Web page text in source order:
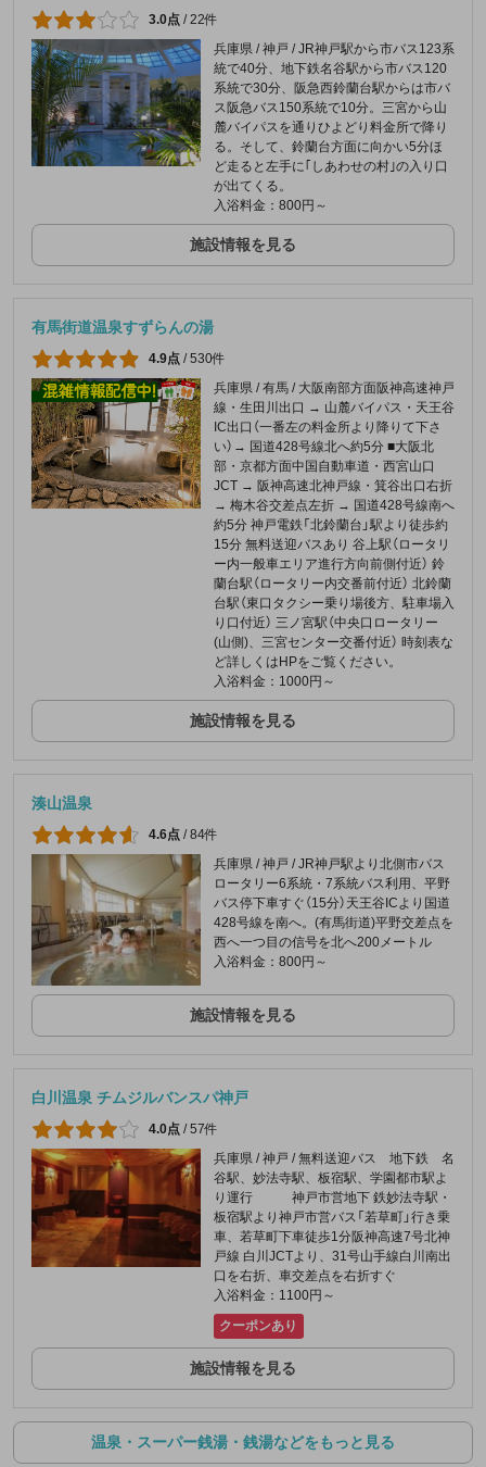
3.0点 /22件
兵庫県 / 神戸 / JR神戸駅から市バス123系
統で40分、地下鉄名谷駅から市バス120
系統で30分、阪急西鈴蘭台駅からは市バ
ス阪急バス150系統で10分。三宮から山
麓バイパスを通りひよどり料金所で降り
る。そして、鈴蘭台方面に向かい5分ほ
ど走ると左手に｢しあわせの村｣の入り口
が出てくる。
入浴料金：800円～
施設情報を見る
有馬街道温泉すずらんの湯
4.9点 /530件
兵庫県 / 有馬 / 大阪南部方面阪神高速神戸
線・生田川出口 → 山麓バイパス・天王谷
IC出口（一番左の料金所より降りて下さ
い）→ 国道428号線北へ約5分 ■大阪北
部・京都方面中国自動車道・西宮山口
JCT → 阪神高速北神戸線・箕谷出口右折
→ 梅木谷交差点左折 → 国道428号線南へ
約5分 神戸電鉄「北鈴蘭台」駅より徒歩約
15分 無料送迎バスあり 谷上駅（ロータリ
ー内一般車エリア進行方向前側付近） 鈴
蘭台駅（ロータリー内交番前付近） 北鈴蘭
台駅（東口タクシー乗り場後方、駐車場入
り口付近） 三ノ宮駅（中央口ロータリー
(山側)、三宮センター交番付近） 時刻表な
ど詳しくはHPをご覧ください。
入浴料金：1000円～
施設情報を見る
湊山温泉
4.6点 /84件
兵庫県 / 神戸 / JR神戸駅より北側市バス
ロータリー6系統・7系統バス利用、平野
バス停下車すぐ（15分）天王谷ICより国道
428号線を南へ。(有馬街道)平野交差点を
西へ一つ目の信号を北へ200メートル
入浴料金：800円～
施設情報を見る
白川温泉 チムジルバンスパ神戸
4.0点 /57件
兵庫県 / 神戸 / 無料送迎バス 地下鉄 名
谷駅、妙法寺駅、板宿駅、学園都市駅よ
り運行 神戸市営地下 鉄妙法寺駅・
板宿駅より神戸市営バス「若草町」行き乗
車、若草町下車徒歩1分阪神高速7号北神
戸線 白川JCTより、31号山手線白川南出
口を右折、車交差点を右折すぐ
入浴料金：1100円～
クーポンあり
施設情報を見る
温泉・スーパー銭湯・銭湯などをもっと見る